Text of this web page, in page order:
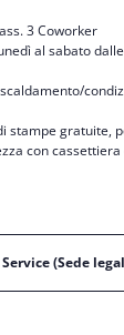
3 Coworker
al sabato
stampe gratuite,
con
(Sede